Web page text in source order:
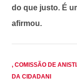
do que justo. É
afirmou.
, COMISSÃO DE
DA CIDADANI